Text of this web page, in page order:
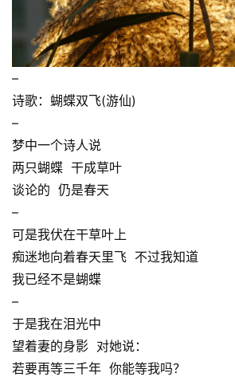
–
诗歌：蝴蝶双飞(游仙)
–
梦中一个诗人说
两只蝴蝶 干成草叶
谈论的 仍是春天
–
可是我伏在干草叶上
痴迷地向着春天里飞 不过我知道
我已经不是蝴蝶
–
于是我在泪光中
望着妻的身影 对她说：
若要再等三千年 你能等我吗？